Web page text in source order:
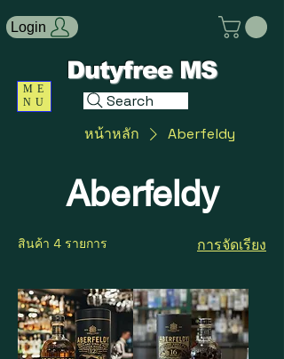
ME
NU
Search
Login
Dutyfree MS
หน้าหลัก Aberfeldy
Aberfeldy
สินค้า 4 รายการ การจัดเรียง